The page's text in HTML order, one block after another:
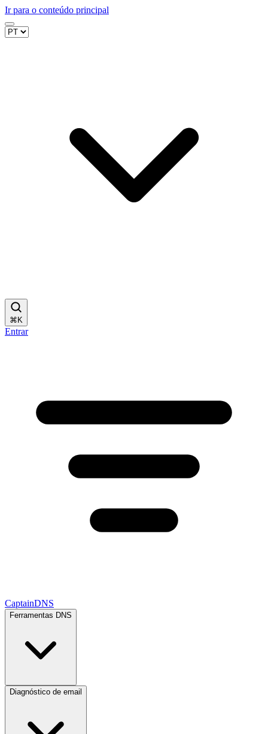
Ir para o conteúdo principal
⌘ K
Entrar
CaptainDNS
Ferramentas DNS
Diagnóstico de email